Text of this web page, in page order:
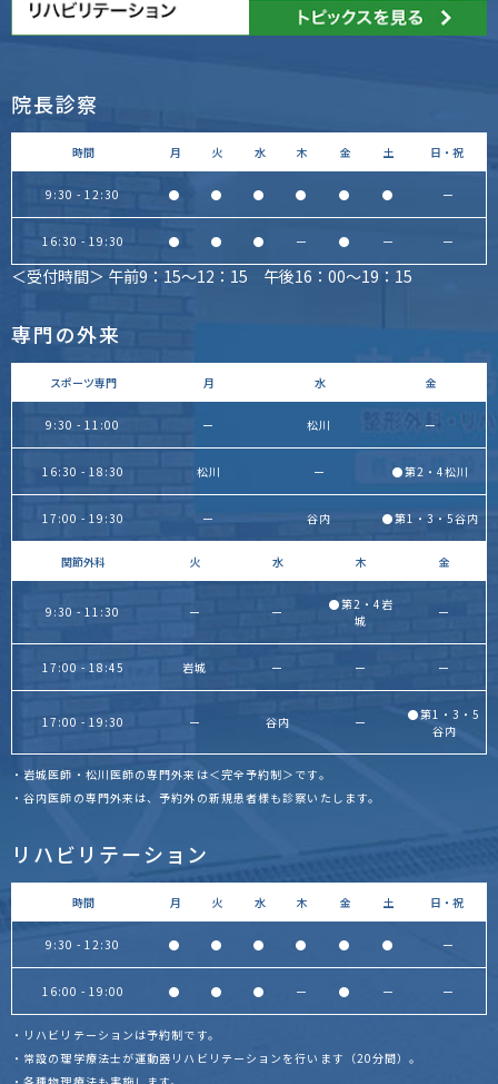
院長診察
時間 月 火 水 木 金 土 日・祝
9:30 - 12:30 ● ● ● ● ● ● ー
16:30 - 19:30 ● ● ● ー ● ー ー
＜受付時間＞ 午前9：15～12：15 午後16：00～19：15
専門の外来
スポーツ専門 月 水 金
9:30 - 11:00 ー 松川 ー
16:30 - 18:30 松川 ー ●第2・4松川
17:00 - 19:30 ー 谷内 ●第1・3・5谷内
関節外科 火 水 木 金
9:30 - 11:30 ー ー
●第2・4岩
城
ー
17:00 - 18:45 岩城 ー ー ー
17:00 - 19:30 ー 谷内 ー
●第1・3・5
谷内
・岩城医師・松川医師の専門外来は＜完全予約制＞です。
・谷内医師の専門外来は、予約外の新規患者様も診察いたします。
リハビリテーション
時間 月 火 水 木 金 土 日・祝
9:30 - 12:30 ● ● ● ● ● ● ー
16:00 - 19:00 ● ● ● ー ● ー ー
・リハビリテーションは予約制です。
・常設の理学療法士が運動器リハビリテーションを行います（20分間）。